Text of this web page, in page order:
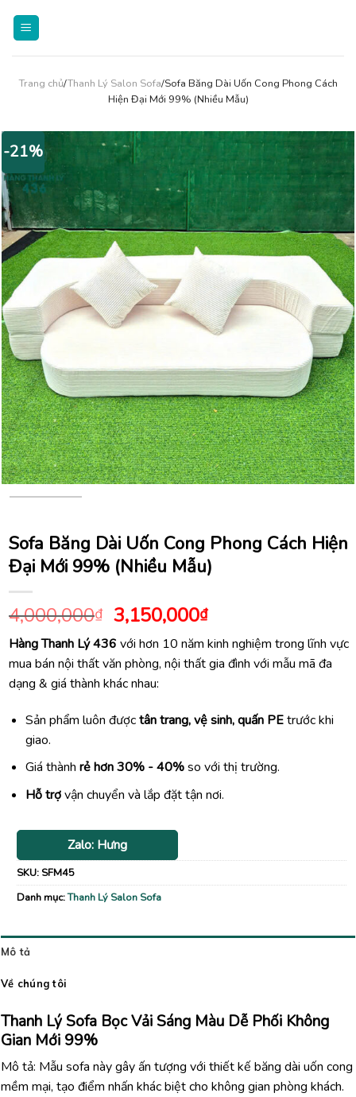
Trang chủ/Thanh Lý Salon Sofa/Sofa Băng Dài Uốn Cong Phong Cách
Hiện Đại Mới 99% (Nhiều Mẫu)
-21%
Sofa Băng Dài Uốn Cong Phong Cách Hiện
Đại Mới 99% (Nhiều Mẫu)
4,000,000₫ Giá
gốc
là:
4,000,000₫.
3,150,000₫Giá
hiện
tại
là:
Hàng Thanh Lý 436 với hơn 10 năm kinh nghiệm trong lĩnh vực
mua bán nội thất văn phòng, nội thất gia đình với mẫu mã đa
dạng & giá thành khác nhau:
Sản phẩm luôn đượctân trang, vệ sinh, quấn PEtrước khi
giao.
Giá thành rẻ hơn 30% - 40%so với thị trường.
Hỗ trợvận chuyển và lắp đặt tận nơi.
Zalo: Hưng
SKU: SFM45
Danh mục:Thanh Lý Salon Sofa
Mô tả
Về chúng tôi
Thanh Lý Sofa Bọc Vải Sáng Màu Dễ Phối Không
Gian Mới 99%
Mô tả: Mẫu sofa này gây ấn tượng với thiết kế băng dài uốn cong
mềm mại, tạo điểm nhấn khác biệt cho không gian phòng khách.